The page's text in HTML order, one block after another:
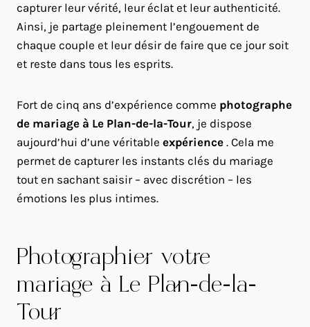
capturer leur vérité, leur éclat et leur authenticité.
Ainsi, je partage pleinement l’engouement de
chaque couple et leur désir de faire que ce jour soit
et reste dans tous les esprits.
Fort de cinq ans d’expérience comme photographe
de mariage à Le Plan-de-la-Tour, je dispose
aujourd’hui d’une véritable expérience . Cela me
permet de capturer les instants clés du mariage
tout en sachant saisir – avec discrétion – les
émotions les plus intimes.
Photographier votre
mariage à Le Plan-de-la-
Tour